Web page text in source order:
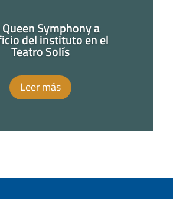
Symphony a
del instituto en el
Teatro Solís
Leer más